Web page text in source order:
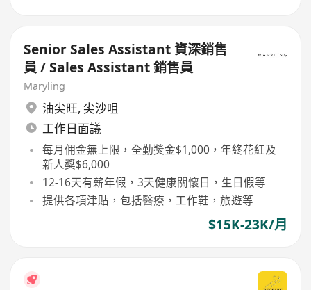
Senior Sales Assistant 資深銷售
員 / Sales Assistant 銷售員
Maryling
油尖旺, 尖沙咀
工作日面議
每月佣金無上限，全勤獎金$1,000，年終花紅及
新人獎$6,000
12-16天有薪年假，3天健康關懷日，生日假等
提供各項津貼，包括醫療，工作鞋，旅遊等
$15K-23K/月